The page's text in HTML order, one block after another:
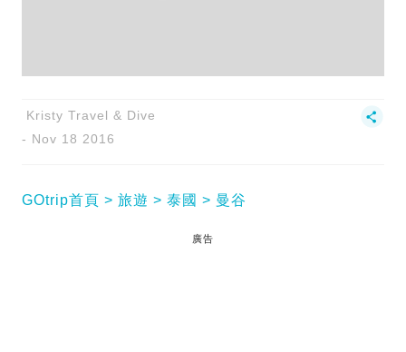
Kristy Travel & Dive
Nov 18 2016
GOtrip首頁 旅遊 泰國 曼谷
廣告